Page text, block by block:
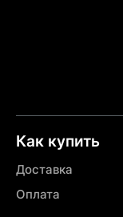
Как купить
Доставка
Оплата